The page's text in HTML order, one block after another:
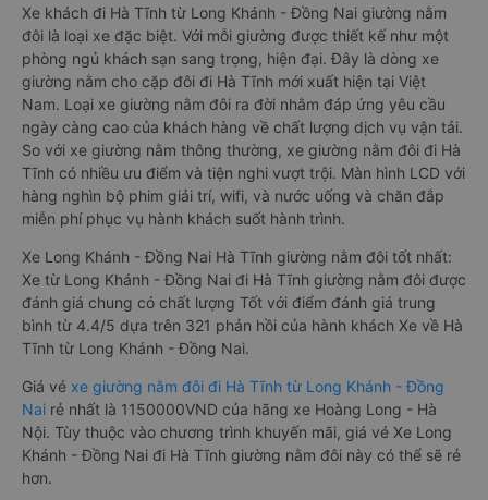
Xe khách đi Hà Tĩnh từ Long Khánh - Đồng Nai giường nằm
đôi là loại xe đặc biệt. Với mỗi giường được thiết kế như một
phòng ngủ khách sạn sang trọng, hiện đại. Đây là dòng xe
giường nằm cho cặp đôi đi Hà Tĩnh mới xuất hiện tại Việt
Nam. Loại xe giường nằm đôi ra đời nhằm đáp ứng yêu cầu
ngày càng cao của khách hàng về chất lượng dịch vụ vận tải.
So với xe giường nằm thông thường, xe giường nằm đôi đi Hà
Tĩnh có nhiều ưu điểm và tiện nghi vượt trội. Màn hình LCD với
hàng nghìn bộ phim giải trí, wifi, và nước uống và chăn đắp
miễn phí phục vụ hành khách suốt hành trình.
Xe Long Khánh - Đồng Nai Hà Tĩnh giường nằm đôi tốt nhất:
Xe từ Long Khánh - Đồng Nai đi Hà Tĩnh giường nằm đôi được
đánh giá chung có chất lượng Tốt với điểm đánh giá trung
bình từ 4.4/5 dựa trên 321 phản hồi của hành khách Xe về Hà
Tĩnh từ Long Khánh - Đồng Nai.
Giá vé xe giường nằm đôi đi Hà Tĩnh từ Long Khánh - Đồng
Nai rẻ nhất là 1150000VND của hãng xe Hoàng Long - Hà
Nội. Tùy thuộc vào chương trình khuyến mãi, giá vé Xe Long
Khánh - Đồng Nai đi Hà Tĩnh giường nằm đôi này có thể sẽ rẻ
hơn.